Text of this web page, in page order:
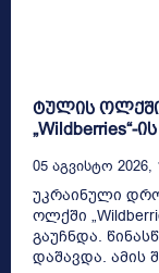
ტულის
„Wildberries“-
05 Აგვისტო 2026,
უკრაინული
ოლქში
გაუჩნდა.
დაშავდა. ამის